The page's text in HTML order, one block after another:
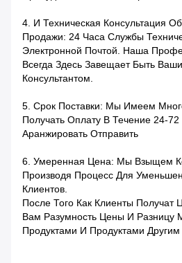
4. И Техническая Консультация
Продажи: 24 Часа Службы
Электронной Почтой. Наша
Всегда Здесь Завещает Быть
Консультантом.
5. Срок Поставки: Мы Имеем
Получать Оплату В Течение 24-
Аранжировать Отправить
6. Умеренная Цена: Мы Взыщем
Производя Процесс Для
Клиентов.
После Того Как Клиенты Получат
Вам Разумность Цены И Разницу
Продуктами И Продуктами